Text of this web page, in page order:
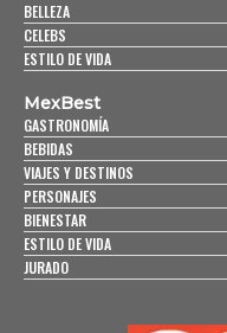
BELLEZA
CELEBS
ESTILO DE VIDA
MexBest
GASTRONOMÍA
BEBIDAS
VIAJES Y DESTINOS
PERSONAJES
BIENESTAR
ESTILO DE VIDA
JURADO